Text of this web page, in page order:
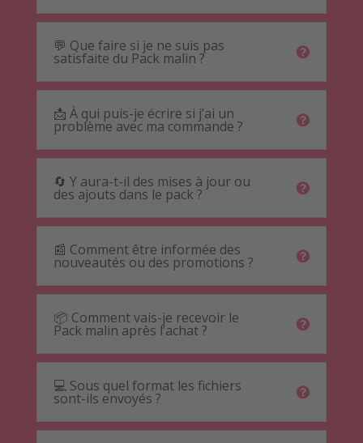
💬 Que faire si je ne suis pas
satisfaite du Pack malin ?
📩 À qui puis-je écrire si j’ai un
problème avec ma commande ?
🔄 Y aura-t-il des mises à jour ou
des ajouts dans le pack ?
📰 Comment être informée des
nouveautés ou des promotions ?
📦 Comment vais-je recevoir le
Pack malin après l’achat ?
💻 Sous quel format les fichiers
sont-ils envoyés ?